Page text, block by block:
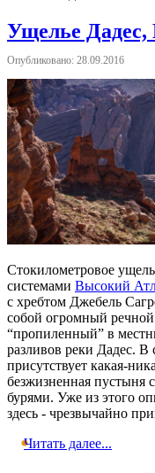
Ущелье
Опубликовано: 28.09.2016
Стокилометровое
системами Высокий
с хребтом Джебель
собой огромный
“пропиленный” в
разливов реки Дадес.
присутствует какая-
безжизненная пустыня
бурями. Уже из этого
здесь - чрезвычайно
Читать далее...